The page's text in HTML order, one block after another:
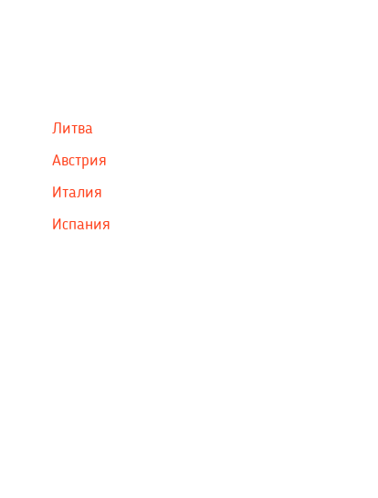
Литва
Австрия
Италия
Испания